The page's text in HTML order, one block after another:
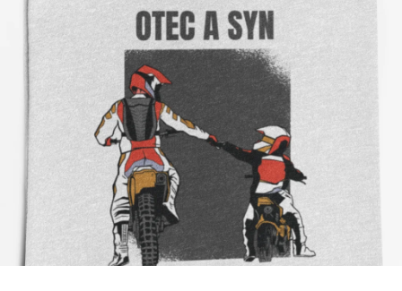
Domácnost